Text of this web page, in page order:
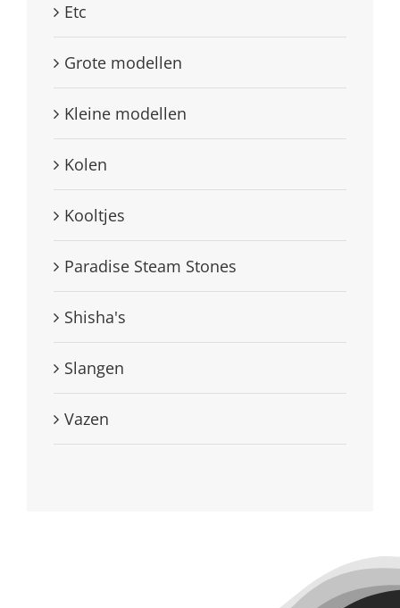
Etc
Grote modellen
Kleine modellen
Kolen
Kooltjes
Paradise Steam Stones
Shisha's
Slangen
Vazen